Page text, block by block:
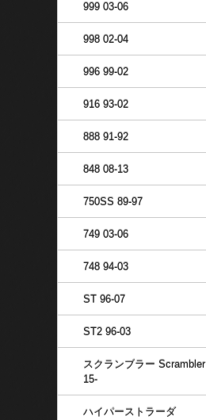
999 03-06
998 02-04
996 99-02
916 93-02
888 91-92
848 08-13
750SS 89-97
749 03-06
748 94-03
ST 96-07
ST2 96-03
スクランブラー Scrambler
15-
ハイパーストラーダ